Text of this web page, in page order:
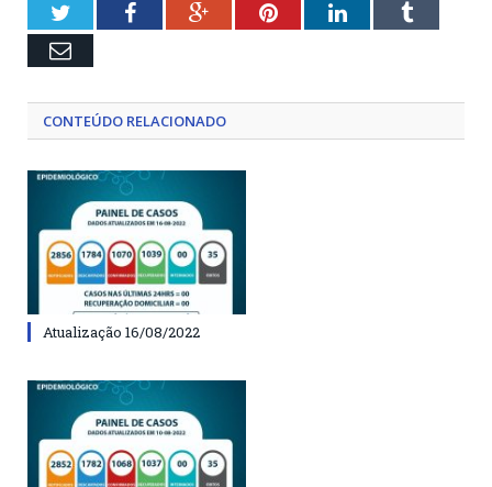
TwitterFacebookGoogle+PinterestLinkedInTumblr
Email
CONTEÚDO RELACIONADO
Atualização 16/08/2022